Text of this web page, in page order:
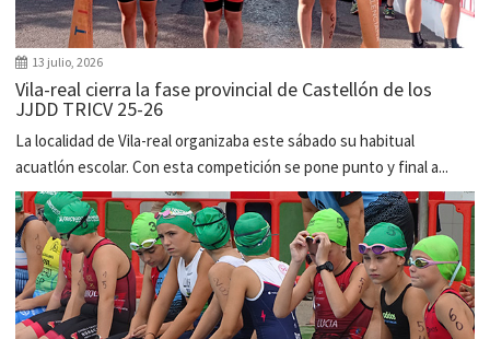
13 julio, 2026
Vila-real cierra la fase provincial de Castellón de los
JJDD TRICV 25-26
La localidad de Vila-real organizaba este sábado su habitual
acuatlón escolar. Con esta competición se pone punto y final a...